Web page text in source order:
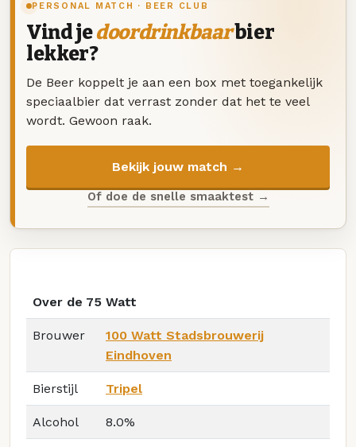
PERSONAL MATCH · BEER CLUB
Vind jedoordrinkbaarbier
lekker?
De Beer koppelt je aan een box met toegankelijk
speciaalbier dat verrast zonder dat het te veel
wordt. Gewoon raak.
Bekijk jouw match →
Of doe de snelle smaaktest →
Over de 75 Watt
Brouwer
100 Watt Stadsbrouwerij
Eindhoven
Bierstijl Tripel
Alcohol 8.0%